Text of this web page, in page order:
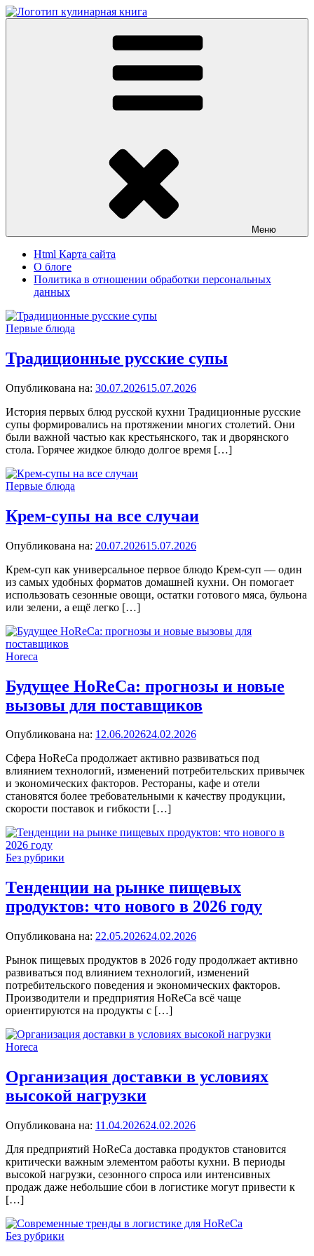
Перейти
к
Вкусные кулинарные рецепты
Меню
Html Карта сайта
О блоге
Политика в отношении обработки персональных
данных
Первые блюда
Традиционные русские супы
Опубликована на: 30.07.202615.07.2026
История первых блюд русской кухни Традиционные русские
супы формировались на протяжении многих столетий. Они
были важной частью как крестьянского, так и дворянского
стола. Горячее жидкое блюдо долгое время […]
Первые блюда
Крем-супы на все случаи
Опубликована на: 20.07.202615.07.2026
Крем-суп как универсальное первое блюдо Крем-суп — один
из самых удобных форматов домашней кухни. Он помогает
использовать сезонные овощи, остатки готового мяса, бульона
или зелени, а ещё легко […]
Horeca
Будущее HoReCa: прогнозы и новые
вызовы для поставщиков
Опубликована на: 12.06.202624.02.2026
Сфера HoReCa продолжает активно развиваться под
влиянием технологий, изменений потребительских привычек
и экономических факторов. Рестораны, кафе и отели
становятся более требовательными к качеству продукции,
скорости поставок и гибкости […]
Без рубрики
Тенденции на рынке пищевых
продуктов: что нового в 2026 году
Опубликована на: 22.05.202624.02.2026
Рынок пищевых продуктов в 2026 году продолжает активно
развиваться под влиянием технологий, изменений
потребительского поведения и экономических факторов.
Производители и предприятия HoReCa всё чаще
ориентируются на продукты с […]
Horeca
Организация доставки в условиях
высокой нагрузки
Опубликована на: 11.04.202624.02.2026
Для предприятий HoReCa доставка продуктов становится
критически важным элементом работы кухни. В периоды
высокой нагрузки, сезонного спроса или интенсивных
продаж даже небольшие сбои в логистике могут привести к
[…]
Без рубрики